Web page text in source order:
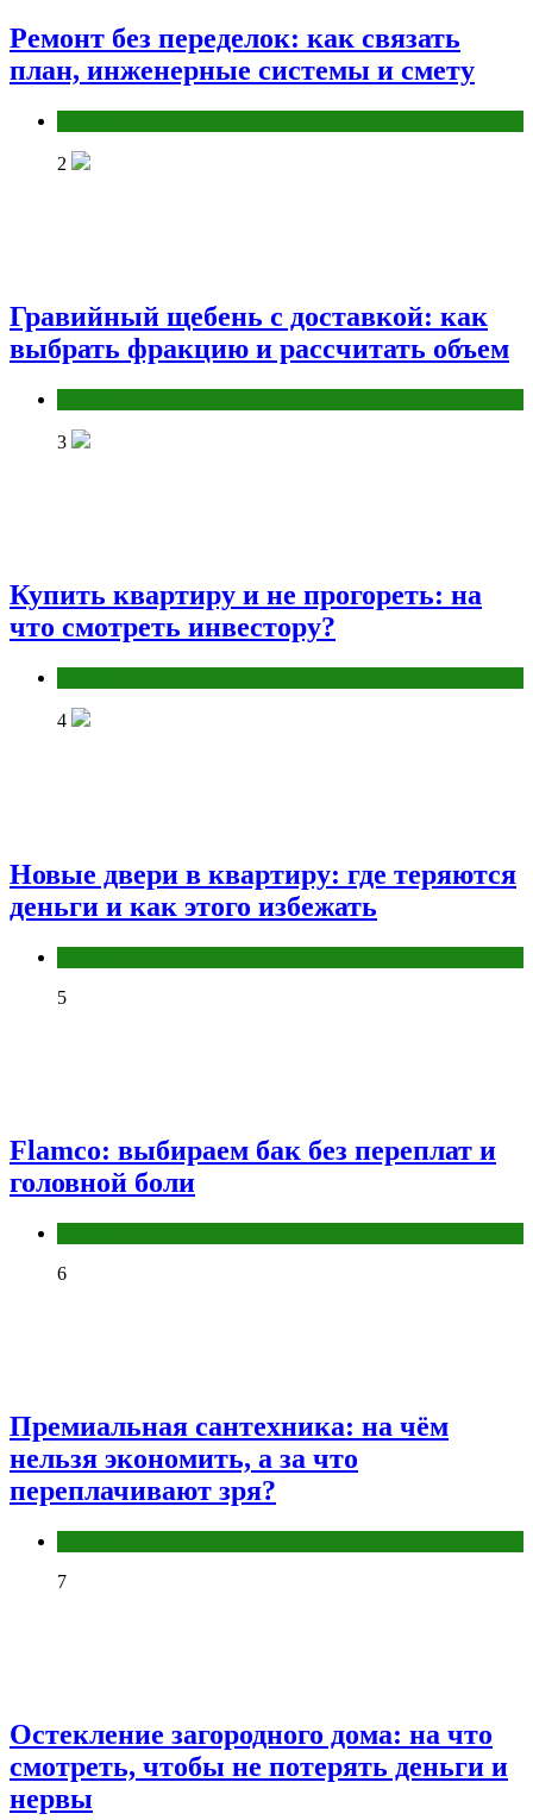
Ремонт без переделок: как связать
план, инженерные системы и смету
2
Гравийный щебень с доставкой: как
выбрать фракцию и рассчитать объем
3
Купить квартиру и не прогореть: на
что смотреть инвестору?
4
Новые двери в квартиру: где теряются
деньги и как этого избежать
5
Flamco: выбираем бак без переплат и
головной боли
6
Премиальная сантехника: на чём
нельзя экономить, а за что
переплачивают зря?
7
Остекление загородного дома: на что
смотреть, чтобы не потерять деньги и
нервы